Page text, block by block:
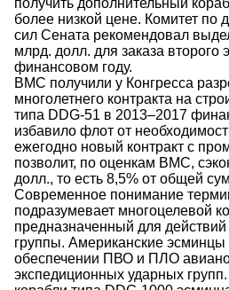
получить дополнительный
более низкой цене. Комитет
сил Сената рекомендовал
млрд. долл. для заказа второго
финансовом году.
ВМС получили у Конгресса
многолетнего контракта на
типа DDG-51 в 2013–2017
избавило флот от
ежегодно новый контракт с
позволит, по оценкам ВМС,
долл., то есть 8,5% от общей
Современное понимание
подразумевает многоцелевой
предназначенный для
группы. Американские
обеспечении ПВО и ПЛО
экспедиционных ударных